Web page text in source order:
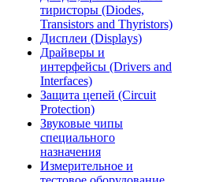
тиристоры (Diodes,
Transistors and Thyristors)
Дисплеи (Displays)
Драйверы и
интерфейсы (Drivers and
Interfaces)
Защита цепей (Circuit
Protection)
Звуковые чипы
специального
назначения
Измерительное и